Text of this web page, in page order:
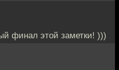
финал этой заметки! )))